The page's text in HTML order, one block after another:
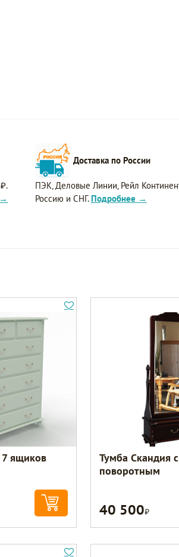
Доставка по России
ПЭК, Деловые Линии, Рейл
Россию и СНГ. Подробнее →
ящиков
Тумба Скандия
поворотным
40 500Р